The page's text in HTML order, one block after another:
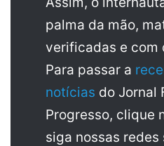
palma da mão,
verificadas e com
Para passar a
notícias do Jornal
Progresso, clique
siga nossas redes